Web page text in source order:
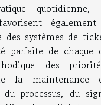
quotidienne,
des systèmes de
parfaite de chaque
des
la maintenance
processus, du